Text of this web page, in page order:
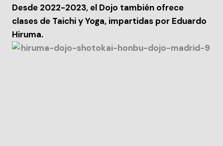
Desde 2022-2023, el Dojo también ofrece
clases de Taichi y Yoga, impartidas por Eduardo
Hiruma.